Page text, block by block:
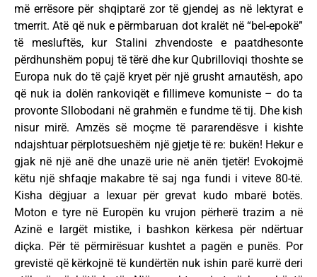
më errësore për shqiptarë zor të gjendej as në lektyrat e
tmerrit. Atë që nuk e përmbaruan dot kralët në “bel-epokë”
të mesluftës, kur Stalini zhvendoste e paatdhesonte
përdhunshëm popuj të tërë dhe kur Qubrilloviqi thoshte se
Europa nuk do të çajë kryet për një grusht arnautësh, apo
që nuk ia dolën rankoviqët e fillimeve komuniste – do ta
provonte Sllobodani në grahmën e fundme të tij. Dhe kish
nisur mirë. Amzës së moçme të pararendësve i kishte
ndajshtuar përplotsueshëm një gjetje të re: bukën! Hekur e
gjak në një anë dhe unazë urie në anën tjetër! Evokojmë
këtu një shfaqje makabre të saj nga fundi i viteve 80-të.
Kisha dëgjuar a lexuar për grevat kudo mbarë botës.
Moton e tyre në Europën ku vrujon përherë trazim a në
Azinë e largët mistike, i bashkon kërkesa për ndërtuar
diçka. Për të përmirësuar kushtet a pagën e punës. Por
grevistë që kërkojnë të kundërtën nuk ishin parë kurrë deri